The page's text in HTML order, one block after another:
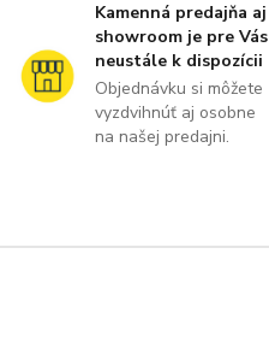
Kamenná predajňa aj
showroom je pre Vás
neustále k dispozícii
Objednávku si môžete
vyzdvihnúť aj osobne
na našej predajni.